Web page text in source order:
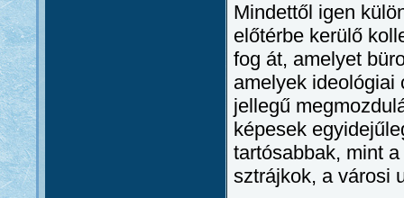
Mindettől igen
előtérbe kerülő
fog át, amelyet
amelyek ideológiai
jellegű
képesek
tartósabbak, mint
sztrájkok, a városi